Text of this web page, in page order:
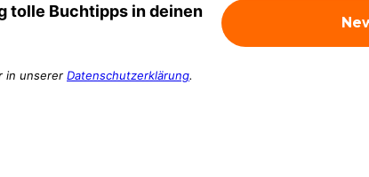
tolle Buchtipps in deinen
in unserer Datenschutzerklärung.